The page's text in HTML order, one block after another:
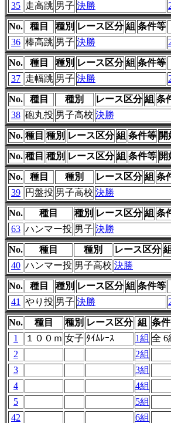
35 走高跳 男子 決勝
No. 種目 種別 レース区分 組 条件等
36 棒高跳 男子 決勝
No. 種目 種別 レース区分 組 条件等
37 走幅跳 男子 決勝
No. 種目 種別 レース区分 組 条
38 砲丸投 男子高校 決勝
No. 種目 種別 レース区分 組 条件等 開
No. 種目 種別 レース区分 組 条件等 開
No. 種目 種別 レース区分 組 条
39 円盤投 男子高校 決勝
No. 種目 種別 レース区分 組 条
63 ハンマー投 男子 決勝
No. 種目 種別 レース区分 組
40 ハンマー投 男子高校 決勝
No. 種目 種別 レース区分 組 条件等
41
やり投 男子 決勝
No. 種目 種別 レース区分 組 条
1
１００ｍ 女子 ﾀｲﾑﾚｰｽ 1組 全 6
2
2組
3
3組
4
4組
5
5組
42
6組